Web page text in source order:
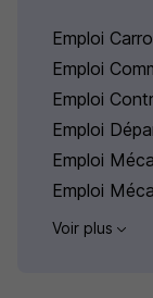
Emploi
Emploi
Emploi
Emploi
Emploi
Emploi
Voir plus